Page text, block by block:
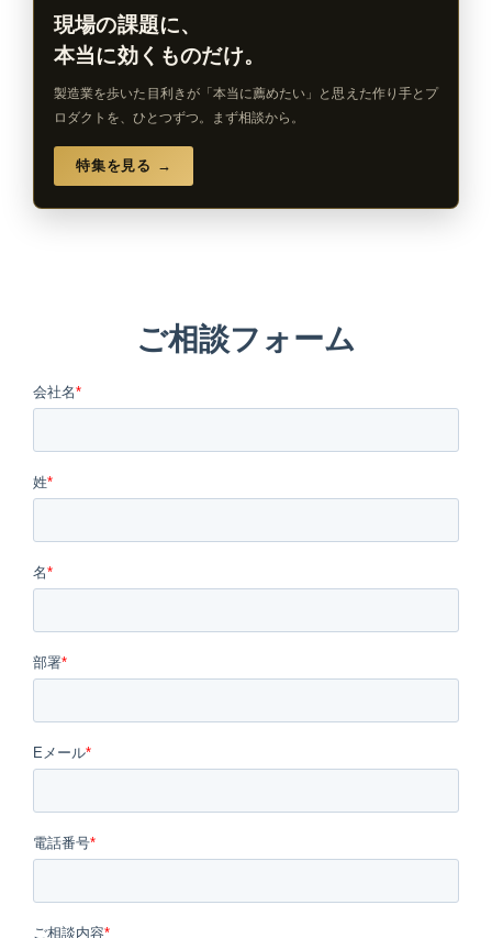
現場の課題に、
本当に効くものだけ。
製造業を歩いた目利きが「本当に薦めたい」と思えた作り手とプ
ロダクトを、ひとつずつ。まず相談から。
特集を見る →